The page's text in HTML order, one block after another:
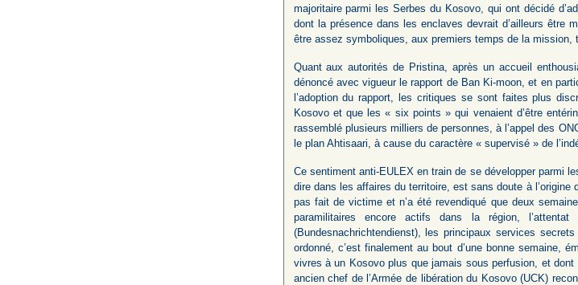
majoritaire parmi les Serbes du Kosovo, qui ont décidé
dont la présence dans les enclaves devrait d’ailleurs être
être assez symboliques, aux premiers temps de la mission,
Quant aux autorités de Pristina, après un accueil
dénoncé avec vigueur le rapport de Ban Ki-moon, et en
l’adoption du rapport, les critiques se sont faites plus
Kosovo et que les « six points » qui venaient d’être
rassemblé plusieurs milliers de personnes, à l’appel des
le plan Ahtisaari, à cause du caractère « supervisé » de
Ce sentiment anti-EULEX en train de se développer parmi
dire dans les affaires du territoire, est sans doute à l’origine
pas fait de victime et n’a été revendiqué que deux
paramilitaires encore actifs dans la région,
(Bundesnachrichtendienst), les principaux services
ordonné, c’est finalement au bout d’une bonne semaine,
vivres à un Kosovo plus que jamais sous perfusion, et
ancien chef de l’Armée de libération du Kosovo (UCK)